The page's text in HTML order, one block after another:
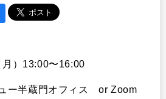
）13:00〜16:00
ュー半蔵門オフィス or Zoom